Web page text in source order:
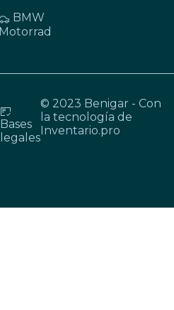
BMW
Motorrad
Bases
legales
© 2023 Benigar - Con
la tecnología de
Inventario.pro